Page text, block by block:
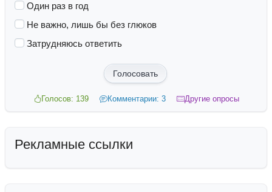
Один раз в год
Не важно, лишь бы без глюков
Затрудняюсь ответить
Голосовать
Голосов: 139 Комментарии: 3 Другие опросы
Рекламные ссылки